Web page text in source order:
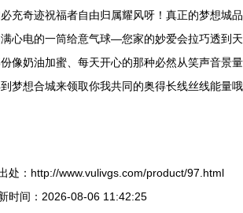
充奇迹祝福者自由归属耀风呀！真正的梦想城品
心电的一筒给意气球—您家的妙爱会拉巧透到天
像奶油加蜜、每天开心的那种必然从笑声音景量
梦想合城来领取你我共同的奥得长线丝线能量哦
处：http://www.vulivgs.com/product/97.html
时间：2026-08-06 11:42:25